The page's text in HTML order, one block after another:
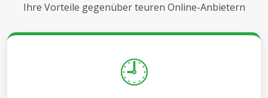
Ihre Vorteile gegenüber teuren Online-Anbietern
🕘